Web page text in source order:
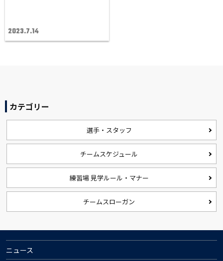
2023.7.14
カテゴリー
選手・スタッフ
チームスケジュール
練習場 見学ルール・マナー
チームスローガン
ニュース